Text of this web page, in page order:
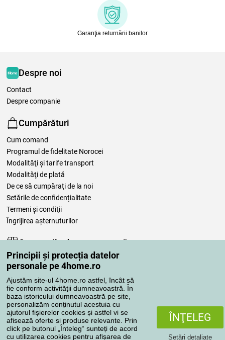
Principii și protecția datelor
personale pe 4home.ro
Ajustăm site-ul 4home.ro astfel, încât să
fie conform activității dumneavoastră. În
baza istoricului dumneavoastră pe site,
personalizăm conținutul acestuia cu
ajutorul fișierelor cookies și astfel vi se
afisează oferte si produse relevante. Prin
click pe butonul „Înteleg“ sunteți de acord
cu utilizarea cookies pentru afișarea de
ÎNŢELEG
Setări detaliate
Garanţia returnării banilor
Despre noi
Contact
Despre companie
Cumpărături
Cum comand
Programul de fidelitate Norocei
Modalităţi şi tarife transport
Modalităţi de plată
De ce să cumpăraţi de la noi
Setările de confidențialitate
Termeni şi condiţii
Îngrijirea așternuturilor
Comenzile dumneavoastră
Contul meu
Revizuirea comenzilor
Reclamaţii
Retragere de la contract
Regulile de procesare a recenziilor
Metode de transport